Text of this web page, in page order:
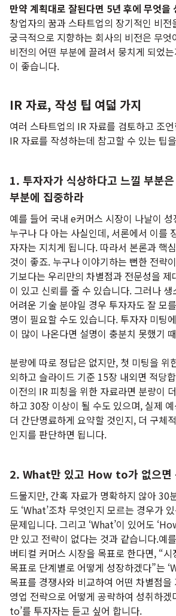
만약 계획대로 잘된다면 5년 후에 무엇을
창업자의 꿈과 스타트업의 장기적인 비
궁극적으로 지향하는 회사의 비전은 무엇
비전의 어떤 부분에 끌려서 뭉치게 되었
이 좋습니다.
IR 자료, 작성 팁 여덟 가지
여러 스타트업의 IR 자료를 검토하고 조
IR 자료를 작성하는데 참고할 수 있는 팁
1. 투자자가 식상하다고 느낄 부분
부분에 집중하라
예를 들어 국내 e커머스 시장이 나날이
누구나 다 아는 사실인데, 서론에서 이를
자자는 지치게 됩니다. 따라서 본론과 핵
것이 좋죠. 누구나 이야기하는 뻔한 전략
기보다는 우리만의 차별점과 전문성을 제
이 있고 신뢰를 줄 수 있습니다. 그러나
어려운 기술 분야일 경우 투자자도 잘 모
명이 필요할 수도 있습니다. 투자자 미팅
이 많이 나온다면 설명이 충분치 못했기
분량에 따로 정답은 없지만, 첫 미팅을 위
외하고 슬라이드 기준 15장 내외면 적당
이전의 IR 피칭을 위한 자료라면 분량이
하고 30장 이상이 될 수도 있으며, 실제
더 간단명료하게 요약할 것인지, 더 구체
인지를 판단하면 됩니다.
2. What만 있고 How to가 없으면
드물지만, 간혹 자료가 명확하지 않아 30
도 ‘What’조차 무엇인지 모르는 경우가
문제입니다. 그리고 ‘What’이 있어도
만 있고 전략이 없다는 것과 같습니다.예
버티컬 커머스 시장을 목표로 한다면, “
목표로 단계별로 어떻게 성장하겠다”는
목표를 경쟁사와 비교하여 어떤 차별점
영업 전략으로 어떻게 공략하여 성취하
to’를 투자자는 듣고 싶어 합니다.